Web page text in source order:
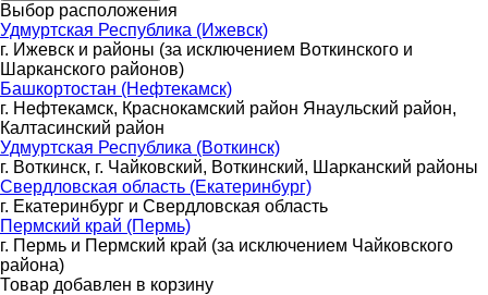
Выбор расположения
Удмуртская Республика (Ижевск)
г. Ижевск и районы (за исключением Воткинского и
Шарканского районов)
Башкортостан (Нефтекамск)
г. Нефтекамск, Краснокамский район Янаульский район,
Калтасинский район
Удмуртская Республика (Воткинск)
г. Воткинск, г. Чайковский, Воткинский, Шарканский районы
Свердловская область (Екатеринбург)
г. Екатеринбург и Свердловская область
Пермский край (Пермь)
г. Пермь и Пермский край (за исключением Чайковского
района)
Товар добавлен в корзину